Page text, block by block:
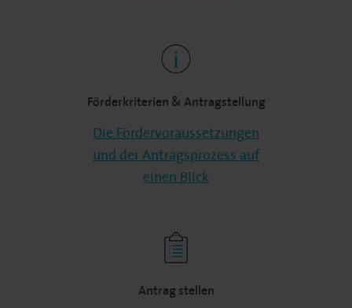
Förderkriterien & Antragstellung
Die Fördervoraussetzungen
und der Antragsprozess auf
einen Blick
Antrag stellen